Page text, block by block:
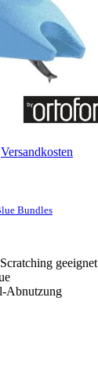
Versandkosten
Bundles
geeignet
Abnutzung